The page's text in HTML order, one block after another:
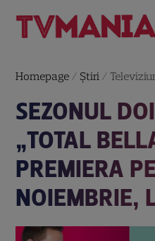
Homepage / Știri /
SEZONUL
„TOTAL
PREMIERA
NOIEMBRIE,